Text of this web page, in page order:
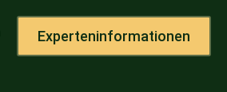
Experteninformationen